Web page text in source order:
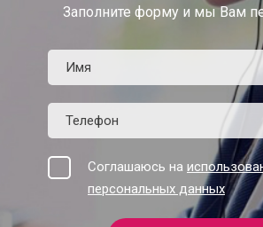
Заполните форму и мы Вам
Соглашаюсь на
персональных данных